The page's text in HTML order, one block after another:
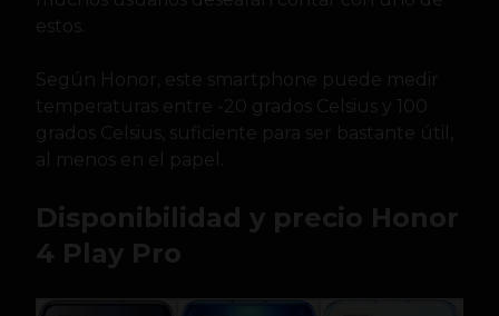
estos.
Según Honor, este smartphone puede medir
temperaturas entre -20 grados Celsius y 100
grados Celsius, suficiente para ser bastante útil,
al menos en el papel.
Disponibilidad y precio Honor
4 Play Pro